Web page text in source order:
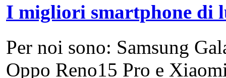
I migliori smartphone di
Per noi sono: Samsung
Oppo Reno15 Pro e